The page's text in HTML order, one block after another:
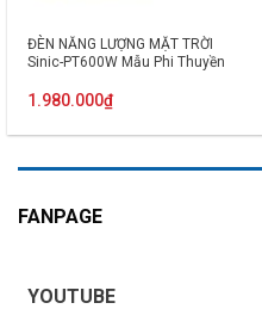
ĐÈN NĂNG LƯỢNG MẶT TRỜI
Sinic-PT600W Mẫu Phi Thuyền
1.980.000₫
FANPAGE
YOUTUBE